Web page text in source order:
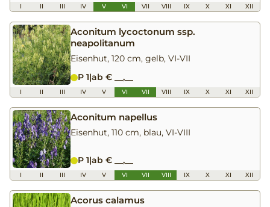
I II III IV V VI VII VIII IX X XI XII
Aconitum lycoctonum ssp.
neapolitanum
Eisenhut, 120 cm, gelb, VI-VII
P 1|ab € __,__
I II III IV V VI VII VIII IX X XI XII
Aconitum napellus
Eisenhut, 110 cm, blau, VI-VIII
P 1|ab € __,__
I II III IV V VI VII VIII IX X XI XII
Acorus calamus